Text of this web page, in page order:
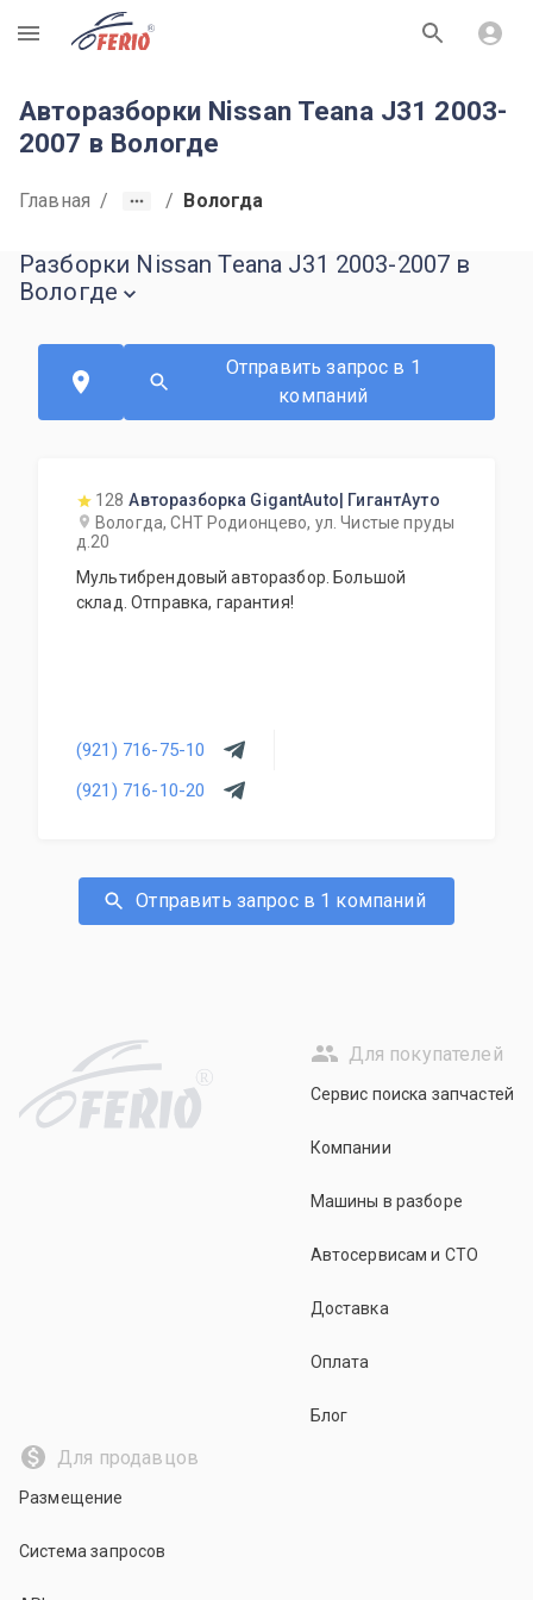
R
Авторазборки Nissan Teana J31 2003-
2007 в Вологде
Главная / / Вологда
Разборки Nissan Teana J31 2003-2007 в
Вологде
Отправить запрос в 1
компаний
128 Авторазборка GigantAuto| ГигантАуто
Вологда, СНТ Родионцево, ул. Чистые пруды
д.20
Мультибрендовый авторазбор. Большой
склад. Отправка, гарантия!
(921) 716-75-10
(921) 716-10-20
Отправить запрос в 1 компаний
R
Для покупателей
Сервис поиска запчастей
Компании
Машины в разборе
Автосервисам и СТО
Доставка
Оплата
Блог
Для продавцов
Размещение
Система запросов